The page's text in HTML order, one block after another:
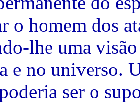
o homem dos
lhe uma
e no universo.
ser o